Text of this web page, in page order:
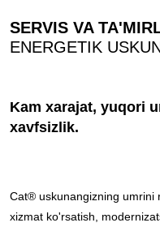
SERVIS VA
ENERGETIK
Kam xarajat, yuqori
xavfsizlik.
Cat® uskunangizning umrini
xizmat ko'rsatish,